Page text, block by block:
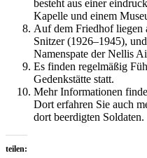
besteht aus einer
Kapelle und einem
Auf dem Friedhof liegen
Snitzer (1926–1945),
Namenspate der Nellis
Es finden regelmäßig
Gedenkstätte statt.
Mehr Informationen
Dort erfahren Sie auch
dort beerdigten Soldaten.
teilen: